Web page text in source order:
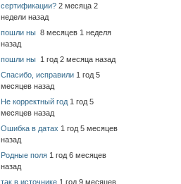
сертификации? 2 месяца 2
недели назад
пошли ны 8 месяцев 1 неделя
назад
пошли ны 1 год 2 месяца назад
Спасибо, исправили 1 год 5
месяцев назад
Не корректный год 1 год 5
месяцев назад
Ошибка в датах 1 год 5 месяцев
назад
Родные поля 1 год 6 месяцев
назад
так в источнике 1 год 9 месяцев